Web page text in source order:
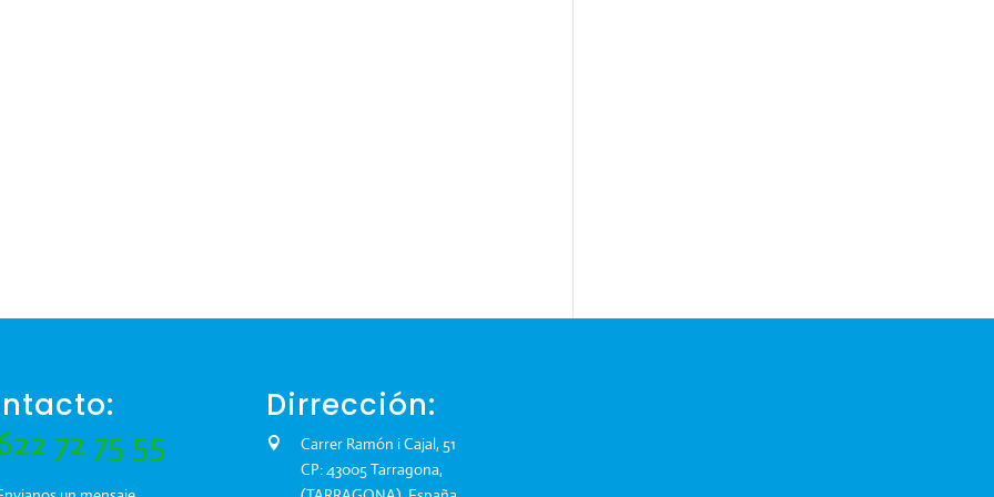
72 75 55
Dirrección:
Carrer Ramón i Cajal, 51
CP: 43005 Tarragona,